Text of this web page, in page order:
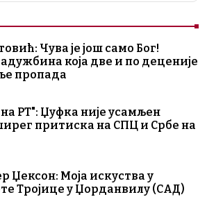
Чува је још само Бог!
која две и по деценије
пропада
РТ": Џуфка није усамљен
притиска на СПЦ и Србе на
Џексон: Моја искуства у
Тројице у Џорданвилу (САД)